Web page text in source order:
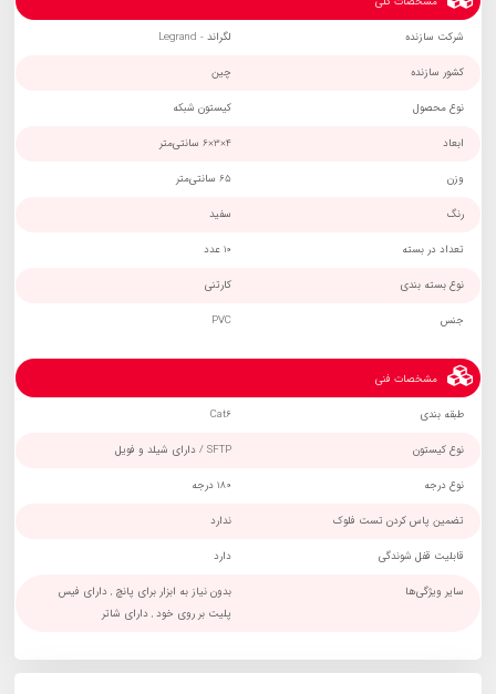
شرکت سازنده لگراند - Legrand
کشور سازنده چین
نوع محصول کیستون شبکه
ابعاد 4×3×6 سانتی‌متر
وزن 65 سانتی‌متر
رنگ سفید
تعداد در بسته 10 عدد
نوع بسته بندی کارتنی
جنس PVC
مشخصات فنی
طبقه بندی Cat6
نوع کیستون SFTP / دارای شیلد و فویل
نوع درجه 180 درجه
تضمین پاس کردن تست فلوک ندارد
قابلیت قفل شوندگی دارد
سایر ویژگی‌ها
بدون نیاز به ابزار برای پانچ , دارای فیس
پلیت بر روی خود , دارای شاتر